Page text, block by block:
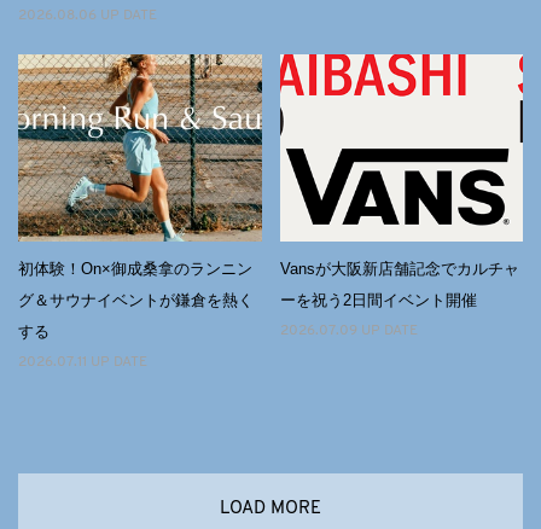
2026.08.06 UP DATE
初体験！On×御成桑拿のランニン
グ＆サウナイベントが鎌倉を熱く
する
2026.07.11 UP DATE
Vansが大阪新店舗記念でカルチャ
ーを祝う2日間イベント開催
2026.07.09 UP DATE
LOAD MORE